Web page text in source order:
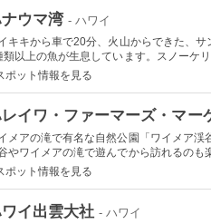
ウマ湾 - ハワイ
キキから車で20分、火山からできた、
類以上の魚が生息しています。スノーケ
ポット情報を見る
イワ・ファーマーズ・マー
メアの滝で有名な自然公園「ワイメア
やワイメアの滝で遊んでから訪れるのも
ポット情報を見る
イ出雲大社 - ハワイ